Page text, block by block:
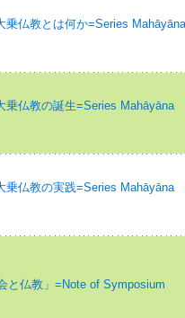
乗仏教とは何か=Series Mahāyāna
乗仏教の誕生=Series Mahāyāna
乗仏教の実践=Series Mahāyāna
と仏教」=Note of Symposium